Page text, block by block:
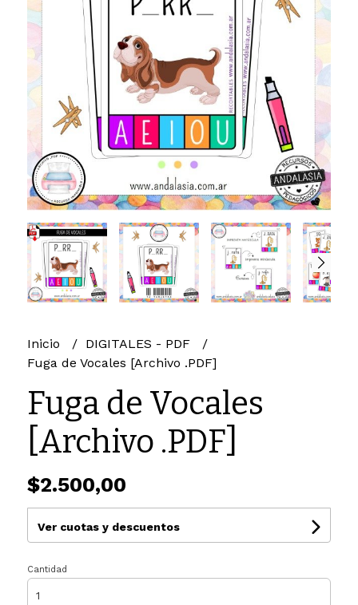
Inicio
DIGITALES - PDF
Fuga de Vocales [Archivo .PDF]
Fuga de Vocales
[Archivo .PDF]
$2.500,00
Ver cuotas y descuentos
Cantidad